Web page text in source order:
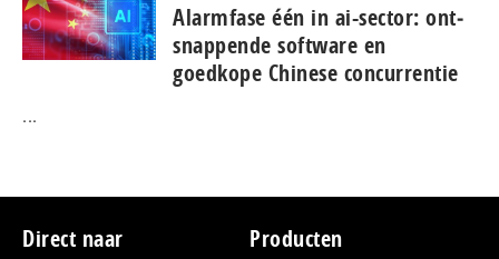
Alarmfase één in ai-sector: ont­
snap­pen­de software en
goedkope Chinese con­cur­ren­tie
...
Footer
Direct naar Producten